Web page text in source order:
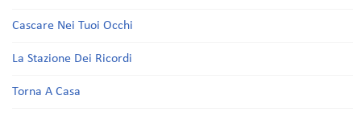
Cascare Nei Tuoi Occhi
La Stazione Dei Ricordi
Torna A Casa